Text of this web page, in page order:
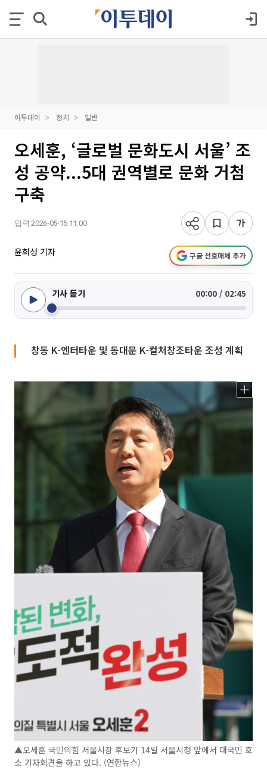
이투데이 정치 일반
오세훈, ‘글로벌 문화도시 서울’ 조
성 공약...5대 권역별로 문화 거첨
구축
입력 2026-05-15 11:00
윤희성 기자 구글 선호매체 추가
기사 듣기 00:00 / 02:45
창동 K-엔터타운 및 동대문 K-컬처창조타운 조성 계획
▲오세훈 국민의힘 서울시장 후보가 14일 서울시청 앞에서 대국민 호
소 기자회견을 하고 있다. (연합뉴스)